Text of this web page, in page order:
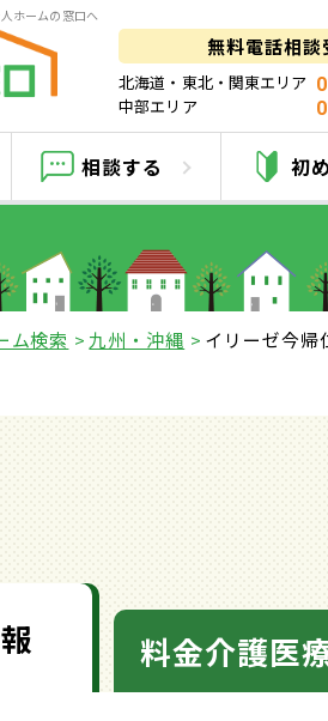
ホームの窓口へ
無料電話相
北海道・東北・関東エリア
中部エリア
相談する 初
イ
ム検索 九州・沖縄 イリーゼ今帰
料金介護医